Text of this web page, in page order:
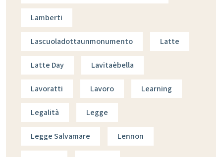
Lamberti
Lascuoladottaunmonumento Latte
Latte Day Lavitaèbella
Lavoratti Lavoro Learning
Legalità Legge
Legge Salvamare Lennon